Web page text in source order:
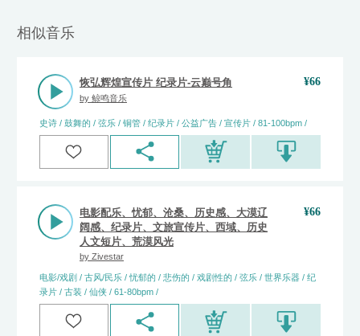
相似音乐
恢弘辉煌宣传片 纪录片-云巅号角
by 鲸鸣音乐
¥66
史诗 / 鼓舞的 / 弦乐 / 铜管 / 纪录片 / 公益广告 / 宣传片 / 81-100bpm /
电影配乐、忧郁、沧桑、历史感、大漠辽
阔感、纪录片、文旅宣传片、西域、历史
人文短片、荒漠风光
by Zivestar
¥66
电影/戏剧 / 古风/民乐 / 忧郁的 / 悲伤的 / 戏剧性的 / 弦乐 / 世界乐器 / 纪
录片 / 古装 / 仙侠 / 61-80bpm /